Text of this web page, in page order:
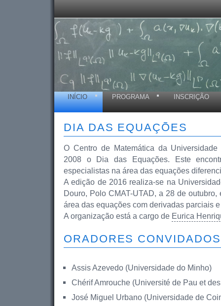
INÍCIO PROGRAMA INSCRIÇÃO
DIA DAS EQUAÇÕES
O Centro de Matemática da
2008 o Dia das Equações. Este
especialistas na área das equações
A edição de 2016 realiza-se na
Douro, Polo CMAT-UTAD, a 28 de
área das equações com derivadas parciais
A organização está a cargo de Eurica
ORADORES CONVIDADOS
Assis Azevedo (Universidade do Minho)
Chérif Amrouche (Université de Pau et
José Miguel Urbano (Universidade de